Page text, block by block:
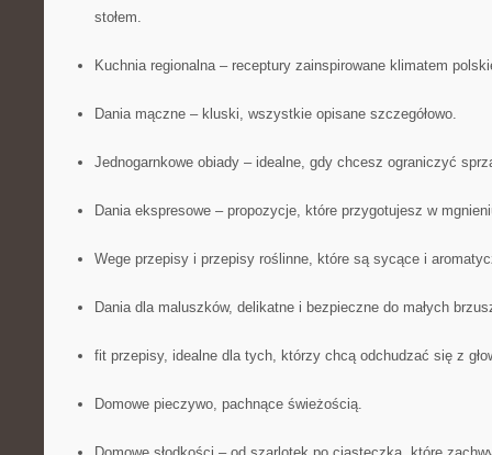
stołem.
Kuchnia regionalna – receptury zainspirowane klimatem
Dania mączne – kluski, wszystkie opisane szczegółowo.
Jednogarnkowe obiady – idealne, gdy chcesz ograniczyć
Dania ekspresowe – propozycje, które przygotujesz w
Wege przepisy i przepisy roślinne, które są sycące i
Dania dla maluszków, delikatne i bezpieczne do małych
fit przepisy, idealne dla tych, którzy chcą odchudzać się z
Domowe pieczywo, pachnące świeżością.